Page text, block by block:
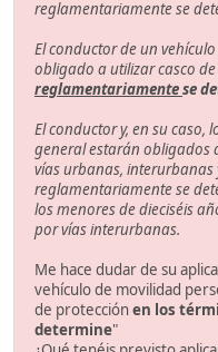
reglamentariamente se
El conductor de un
obligado a utilizar casco
reglamentariamentese
El conductor y, en su caso,
general estarán obligados
vías urbanas, interurbanas
reglamentariamente se
los menores de dieciséis
por vías interurbanas.
Me hace dudar de su
vehículo de movilidad
de protecciónen los
determine"